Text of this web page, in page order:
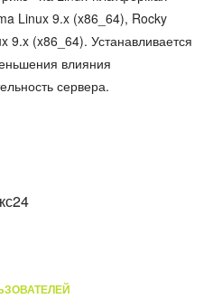
Linux 9.x (x86_64), Rocky
9.x (x86_64). Устанавливается
влияния
сервера.